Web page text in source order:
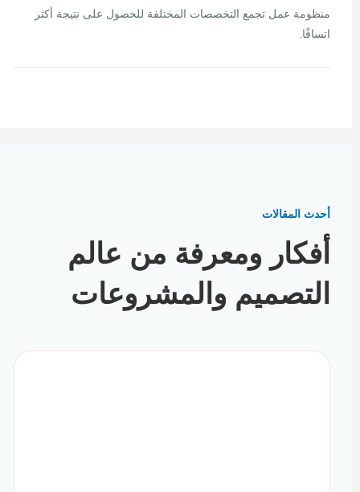
منظومة عمل تجمع التخصصات المختلفة للحصول على نتيجة أكثر
اتساقًا.
أحدث المقالات
أفكار ومعرفة من عالم
التصميم والمشروعات